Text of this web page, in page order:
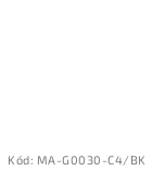
Kód: MA-G0030-C4/BK